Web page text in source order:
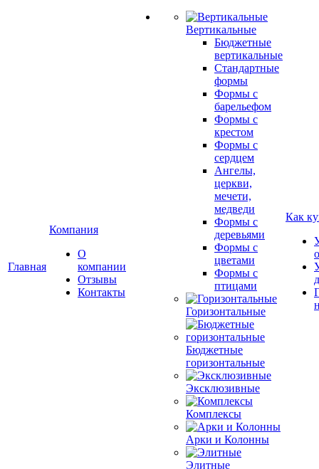
Главная
Компания
О
компании
Отзывы
Контакты
Вертикальные
Бюджетные
вертикальные
Стандартные
формы
Формы с
барельефом
Формы с
крестом
Формы с
сердцем
Ангелы,
церкви,
мечети,
медведи
Формы с
деревьями
Формы с
цветами
Формы с
птицами
Горизонтальные
Бюджетные
горизонтальные
Эксклюзивные
Комплексы
Арки и Колонны
Элитные
Как